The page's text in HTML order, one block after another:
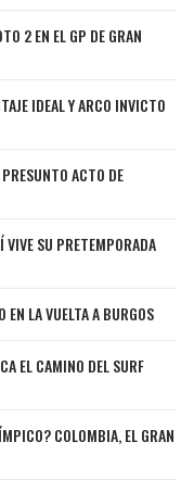
2 EN EL GP DE GRAN
IDEAL Y ARCO INVICTO
ACTO DE
VIVE SU PRETEMPORADA
EN LA VUELTA A BURGOS
EL CAMINO DEL SURF
COLOMBIA, EL GRAN